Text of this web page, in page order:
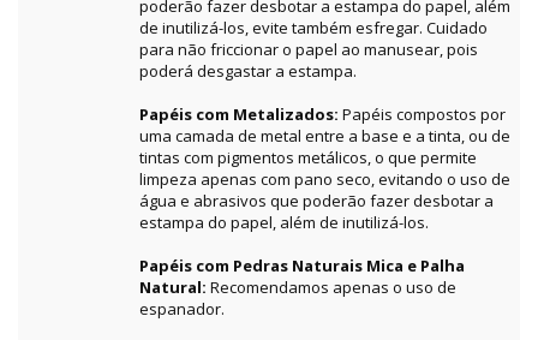
poderão fazer desbotar a estampa do papel, além
de inutilizá-los, evite também esfregar. Cuidado
para não friccionar o papel ao manusear, pois
poderá desgastar a estampa.
Papéis com Metalizados: Papéis compostos por
uma camada de metal entre a base e a tinta, ou de
tintas com pigmentos metálicos, o que permite
limpeza apenas com pano seco, evitando o uso de
água e abrasivos que poderão fazer desbotar a
estampa do papel, além de inutilizá-los.
Papéis com Pedras Naturais Mica e Palha
Natural: Recomendamos apenas o uso de
espanador.